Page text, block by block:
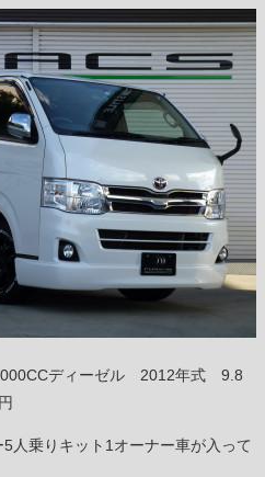
ディーゼル 2012年式 9.8
人乗りキット1オーナー車が入って